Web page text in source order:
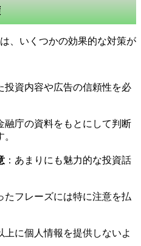
、いくつかの効果的な対策が
投資内容や広告の信頼性を必
融庁の資料をもとにして判断
：あまりにも魅力的な投資話
たフレーズには特に注意を払
上に個人情報を提供しないよ